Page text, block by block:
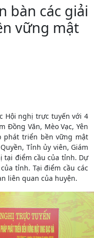
bàn các giải
vững mật
Hội nghị trực tuyến với 4
Đồng Văn, Mèo Vạc, Yên
phát triển bền vững mật
Tỉnh ủy viên, Giám
tại điểm cầu của tỉnh. Dự
tỉnh. Tại điểm cầu các
liên quan của huyện.